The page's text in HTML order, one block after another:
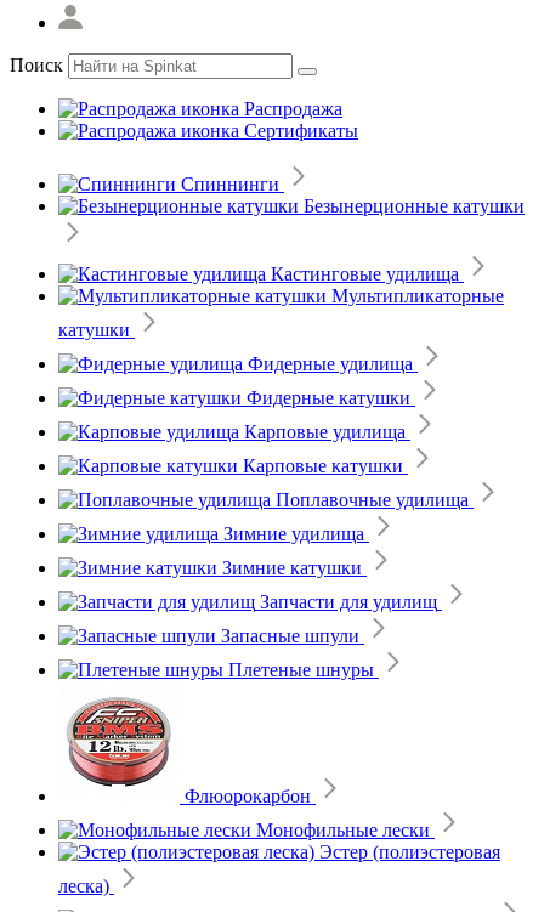
Поиск
Распродажа
Сертификаты
Спиннинги
Безынерционные катушки
Кастинговые удилища
Мультипликаторные
катушки
Фидерные удилища
Фидерные катушки
Карповые удилища
Карповые катушки
Поплавочные удилища
Зимние удилища
Зимние катушки
Запчасти для удилищ
Запасные шпули
Плетеные шнуры
Флюорокарбон
Монофильные лески
Эстер (полиэстеровая
леска)